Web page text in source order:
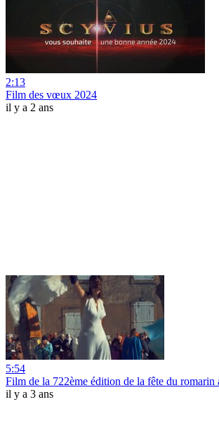
2:13
Film des vœux 2024
il y a 2 ans
5:54
Film de la 722ème édition de la fête du romarin
il y a 3 ans